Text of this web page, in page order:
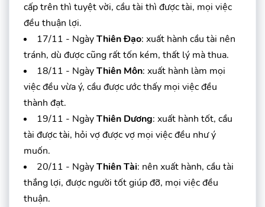
cấp trên thì tuyệt vời, cầu tài thì được tài, mọi việc
đều thuận lợi.
17/11 - NgàyThiên Đạo: xuất hành cầu tài nên
tránh, dù được cũng rất tốn kém, thất lý mà thua.
18/11 - NgàyThiên Môn: xuất hành làm mọi
việc đều vừa ý, cầu được ước thấy mọi việc đều
thành đạt.
19/11 - NgàyThiên Dương: xuất hành tốt, cầu
tài được tài, hỏi vợ được vợ mọi việc đều như ý
muốn.
20/11 - NgàyThiên Tài: nên xuất hành, cầu tài
thắng lợi, được người tốt giúp đỡ, mọi việc đều
thuận.